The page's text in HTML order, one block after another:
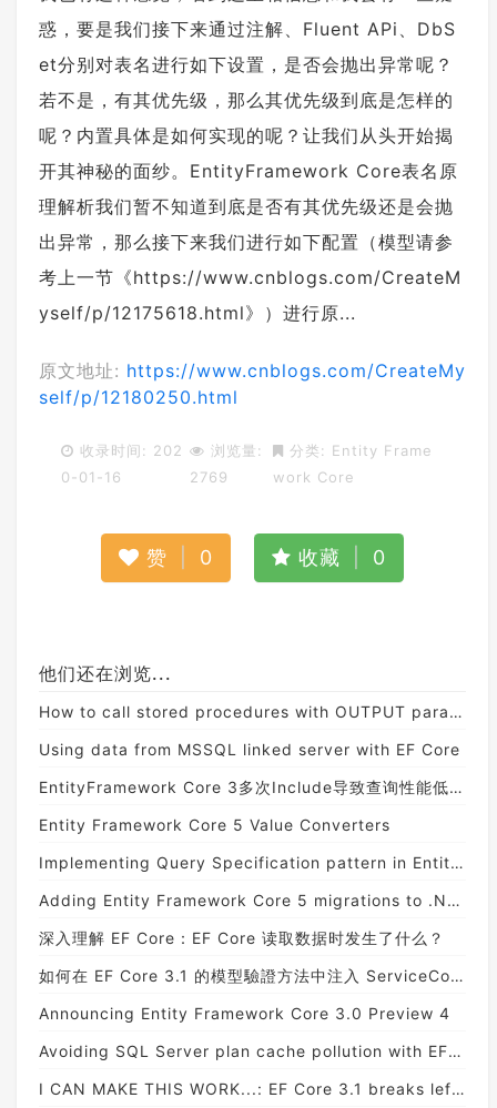
惑，要是我们接下来通过注解、Fluent APi、DbS
et分别对表名进行如下设置，是否会抛出异常呢？
若不是，有其优先级，那么其优先级到底是怎样的
呢？内置具体是如何实现的呢？让我们从头开始揭
开其神秘的面纱。EntityFramework Core表名原
理解析我们暂不知道到底是否有其优先级还是会抛
出异常，那么接下来我们进行如下配置（模型请参
考上一节《https://www.cnblogs.com/CreateM
yself/p/12175618.html》）进行原...
原文地址: https://www.cnblogs.com/CreateMy
self/p/12180250.html
收录时间: 202
0-01-16
浏览量:
2769
分类: Entity Frame
work Core
赞 0 收藏 0
他们还在浏览...
How to call stored procedures with OUTPUT parameters with FromSqlRaw in EF Core
Using data from MSSQL linked server with EF Core
EntityFramework Core 3多次Include导致查询性能低之解决方案
Entity Framework Core 5 Value Converters
Implementing Query Specification pattern in Entity Framework Core
Adding Entity Framework Core 5 migrations to .NET 5 project
深入理解 EF Core：EF Core 读取数据时发生了什么？
如何在 EF Core 3.1 的模型驗證方法中注入 ServiceCollection 中的服務
Announcing Entity Framework Core 3.0 Preview 4
Avoiding SQL Server plan cache pollution with EF Core 3 and Enumerable.Contains()
I CAN MAKE THIS WORK...: EF Core 3.1 breaks left join with no navigation property